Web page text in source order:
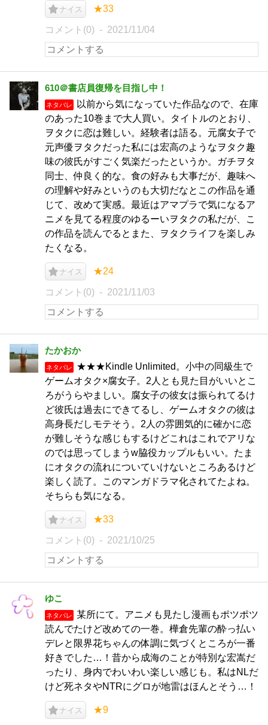
ナイス ★33
コメント(0) 2021/11/04
610＠書店員復帰を目指し中！
ネタバレ
以前から気になっていた作品なので、在庫
のあった10巻まで大人買い。タイトルのとおり、
ヲタクに恋は難しい。経験者は語る。元腐女子で
元声優ヲタクだった私には宏高のようなヲタク趣
味の彼氏がすごく気楽だったというか。ガチヲタ
同士、仲良く的な。食の好みも大事だが、趣味へ
の理解や好みというのも大切だなとこの作品を通
じて、改めて実感。最近はアマプラで気になるア
ニメを見てる程度のゆるーいヲタクの私だが、こ
の作品を読んでるとまた、ヲタクライフを楽しみ
たくなる。
ナイス ★24
コメント(0) 2021/11/03
たかおか
ネタバレ
★★★Kindle Unlimited。小中の同級生で
ゲームオタク×腐女子。2人とも見た目がいいとこ
ろがうらやましい。腐女子の彼女は振られてるけ
ど彼氏は過去にできてるし、ゲームオタクの彼は
高身長だしモテそう。2人の雰囲気的に確かに恋
が難しそうな感じもするけどこれはこれでアリな
のでは思ってしまうw脇役カップルもいい。たま
にオタクの流れについていけないところあるけど
楽しく読了。このマンガドラマ化されてたよね。
そちらも気になる。
ナイス ★33
コメント(0) 2021/10/25
ゆこ
ネタバレ
某所にて。アニメも見たし漫画もポツポツ
読んでたけど改めての一巻。樺倉先輩の酔っ払い
デレと限界花ちゃんの体調に気づくところが一番
好きでした…！昔から成海のことが特別な宏嵩だ
ったり、身内でわいわい楽しい感じも。私はNLだ
けど死ネタやNTRにグロが地雷はほんとそう…！
ナイス ★9